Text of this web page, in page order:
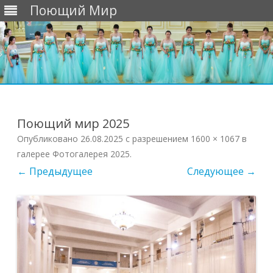
Поющий Мир
Поющий мир 2025
Опубликовано 26.08.2025 с разрешением 1600 × 1067 в
галерее Фотогалерея 2025.
← Предыдущее Следующее →